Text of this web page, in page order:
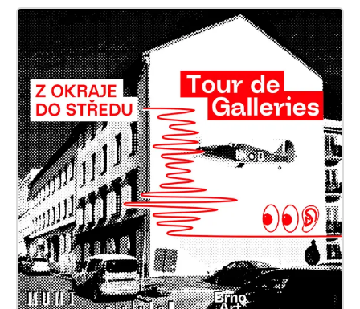
vytváří. A současné mapy v digitálním prostředí se
řídí stejnými zákonitostmi, jež ovlivňují to, jakým
způsobem o mapách smýšlíme, jak je používáme,
jaká je jejich podstata, komu a jak mají a mohou
sloužit a jaký svět nám pomáhají reprezentovat, ale i
poznávat; co nám mohou rozličné kartografické
podklady říci o světě a schopnosti zapojení člověka
v procesu tvorby map.